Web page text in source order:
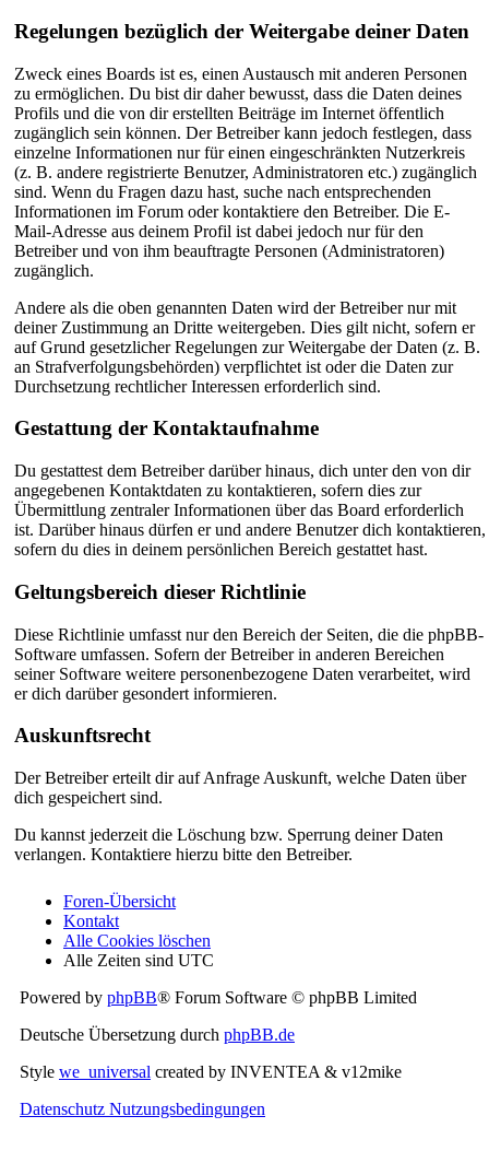
Regelungen bezüglich der Weitergabe deiner Daten
Zweck eines Boards ist es, einen Austausch mit anderen Personen
zu ermöglichen. Du bist dir daher bewusst, dass die Daten deines
Profils und die von dir erstellten Beiträge im Internet öffentlich
zugänglich sein können. Der Betreiber kann jedoch festlegen, dass
einzelne Informationen nur für einen eingeschränkten Nutzerkreis
(z. B. andere registrierte Benutzer, Administratoren etc.) zugänglich
sind. Wenn du Fragen dazu hast, suche nach entsprechenden
Informationen im Forum oder kontaktiere den Betreiber. Die E-
Mail-Adresse aus deinem Profil ist dabei jedoch nur für den
Betreiber und von ihm beauftragte Personen (Administratoren)
zugänglich.
Andere als die oben genannten Daten wird der Betreiber nur mit
deiner Zustimmung an Dritte weitergeben. Dies gilt nicht, sofern er
auf Grund gesetzlicher Regelungen zur Weitergabe der Daten (z. B.
an Strafverfolgungsbehörden) verpflichtet ist oder die Daten zur
Durchsetzung rechtlicher Interessen erforderlich sind.
Gestattung der Kontaktaufnahme
Du gestattest dem Betreiber darüber hinaus, dich unter den von dir
angegebenen Kontaktdaten zu kontaktieren, sofern dies zur
Übermittlung zentraler Informationen über das Board erforderlich
ist. Darüber hinaus dürfen er und andere Benutzer dich kontaktieren,
sofern du dies in deinem persönlichen Bereich gestattet hast.
Geltungsbereich dieser Richtlinie
Diese Richtlinie umfasst nur den Bereich der Seiten, die die phpBB-
Software umfassen. Sofern der Betreiber in anderen Bereichen
seiner Software weitere personenbezogene Daten verarbeitet, wird
er dich darüber gesondert informieren.
Auskunftsrecht
Der Betreiber erteilt dir auf Anfrage Auskunft, welche Daten über
dich gespeichert sind.
Du kannst jederzeit die Löschung bzw. Sperrung deiner Daten
verlangen. Kontaktiere hierzu bitte den Betreiber.
Foren-Übersicht
Kontakt
Alle Cookies löschen
Alle Zeiten sind UTC
Powered by phpBB® Forum Software © phpBB Limited
Deutsche Übersetzung durch phpBB.de
Style we_universal created by INVENTEA & v12mike
Datenschutz Nutzungsbedingungen